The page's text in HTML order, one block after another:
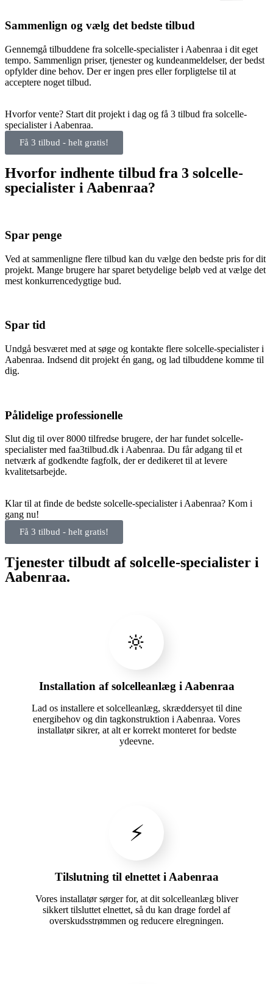
Sammenlign og vælg det bedste tilbud
Gennemgå tilbuddene fra solcelle-specialister i Aabenraa i dit eget
tempo. Sammenlign priser, tjenester og kundeanmeldelser, der bedst
opfylder dine behov. Der er ingen pres eller forpligtelse til at
acceptere noget tilbud.
Hvorfor vente? Start dit projekt i dag og få 3 tilbud fra solcelle-
specialister i Aabenraa.
Få 3 tilbud - helt gratis!
Hvorfor indhente tilbud fra 3 solcelle-
specialister i Aabenraa?
Spar penge
Ved at sammenligne flere tilbud kan du vælge den bedste pris for dit
projekt. Mange brugere har sparet betydelige beløb ved at vælge det
mest konkurrencedygtige bud.
Spar tid
Undgå besværet med at søge og kontakte flere solcelle-specialister i
Aabenraa. Indsend dit projekt én gang, og lad tilbuddene komme til
dig.
Pålidelige professionelle
Slut dig til over 8000 tilfredse brugere, der har fundet solcelle-
specialister med faa3tilbud.dk i Aabenraa. Du får adgang til et
netværk af godkendte fagfolk, der er dedikeret til at levere
kvalitetsarbejde.
Klar til at finde de bedste solcelle-specialister i Aabenraa? Kom i
gang nu!
Få 3 tilbud - helt gratis!
Tjenester tilbudt af solcelle-specialister i
Aabenraa.
🔆
Installation af solcelleanlæg i Aabenraa
Lad os installere et solcelleanlæg, skræddersyet til dine
energibehov og din tagkonstruktion i Aabenraa. Vores
installatør sikrer, at alt er korrekt monteret for bedste
ydeevne.
⚡
Tilslutning til elnettet i Aabenraa
Vores installatør sørger for, at dit solcelleanlæg bliver
sikkert tilsluttet elnettet, så du kan drage fordel af
overskudsstrømmen og reducere elregningen.